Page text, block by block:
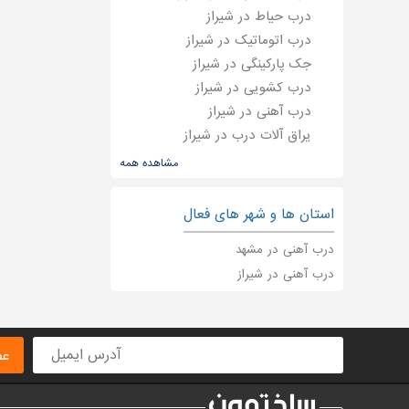
درب حیاط در شیراز
درب اتوماتیک در شیراز
جک پارکینگی در شیراز
درب کشویی در شیراز
درب آهنی در شیراز
یراق آلات درب در شیراز
درب در شیراز
درب آسانسور در شیراز
نصب درب اتوماتیک در شیراز
مشاهده همه
استان ها و شهر های فعال
درب آهنی در مشهد
درب آهنی در شیراز